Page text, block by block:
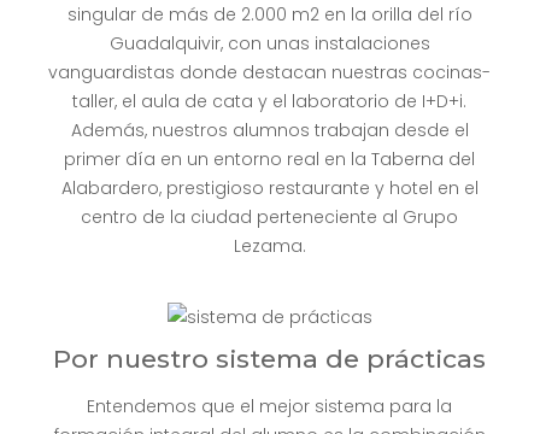
singular de más de 2.000 m2 en la orilla del río
Guadalquivir, con unas instalaciones
vanguardistas donde destacan nuestras cocinas-
taller, el aula de cata y el laboratorio de I+D+i.
Además, nuestros alumnos trabajan desde el
primer día en un entorno real en la Taberna del
Alabardero, prestigioso restaurante y hotel en el
centro de la ciudad perteneciente al Grupo
Lezama.
Por nuestro sistema de prácticas
Entendemos que el mejor sistema para la